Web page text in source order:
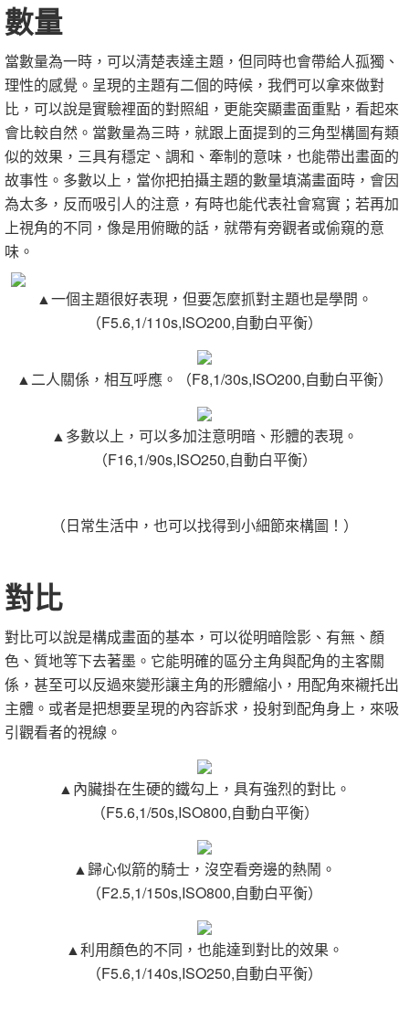
數量
當數量為一時，可以清楚表達主題，但同時也會帶給人孤獨、
理性的感覺。呈現的主題有二個的時候，我們可以拿來做對
比，可以說是實驗裡面的對照組，更能突顯畫面重點，看起來
會比較自然。當數量為三時，就跟上面提到的三角型構圖有類
似的效果，三具有穩定、調和、牽制的意味，也能帶出畫面的
故事性。多數以上，當你把拍攝主題的數量填滿畫面時，會因
為太多，反而吸引人的注意，有時也能代表社會寫實；若再加
上視角的不同，像是用俯瞰的話，就帶有旁觀者或偷窺的意
味。
▲一個主題很好表現，但要怎麼抓對主題也是學問。
（F5.6,1/110s,ISO200,自動白平衡）
▲二人關係，相互呼應。（F8,1/30s,ISO200,自動白平衡）
▲多數以上，可以多加注意明暗、形體的表現。
（F16,1/90s,ISO250,自動白平衡）
（日常生活中，也可以找得到小細節來構圖！）
對比
對比可以說是構成畫面的基本，可以從明暗陰影、有無、顏
色、質地等下去著墨。它能明確的區分主角與配角的主客關
係，甚至可以反過來變形讓主角的形體縮小，用配角來襯托出
主體。或者是把想要呈現的內容訴求，投射到配角身上，來吸
引觀看者的視線。
▲內臟掛在生硬的鐵勾上，具有強烈的對比。
（F5.6,1/50s,ISO800,自動白平衡）
▲歸心似箭的騎士，沒空看旁邊的熱鬧。
（F2.5,1/150s,ISO800,自動白平衡）
▲利用顏色的不同，也能達到對比的效果。
（F5.6,1/140s,ISO250,自動白平衡）